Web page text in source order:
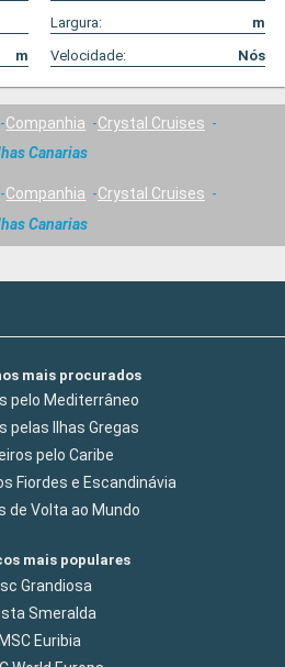
Largura:
m
m Velocidade: Nós
Companhia
Crystal Cruises
Canarias
Companhia
Crystal Cruises
Canarias
mais procurados
pelo Mediterrâneo
pelas Ilhas Gregas
pelo Caribe
Fiordes e Escandinávia
de Volta ao Mundo
mais populares
Grandiosa
Smeralda
Euribia